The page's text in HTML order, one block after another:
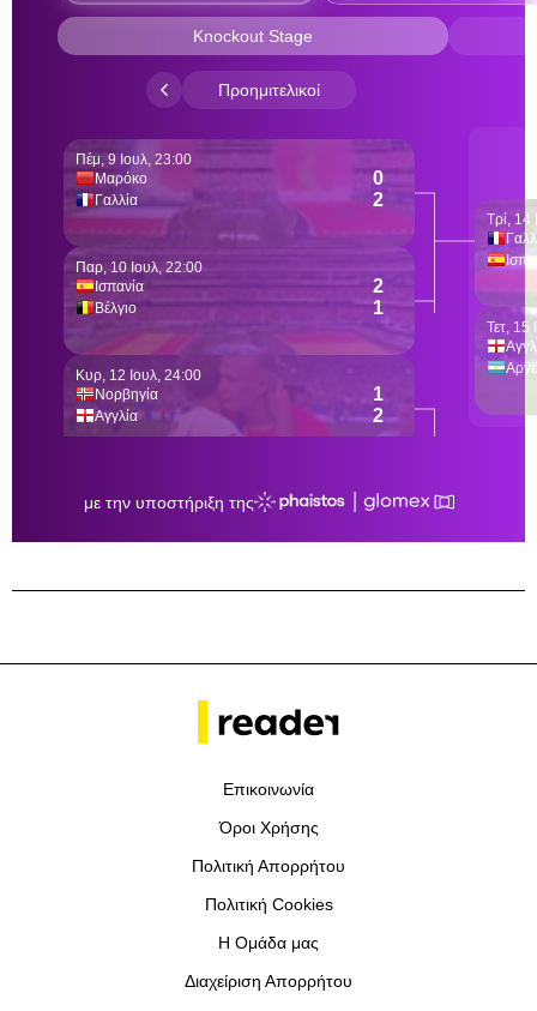
Επικοινωνία
Όροι Χρήσης
Πολιτική Απορρήτου
Πολιτική Cookies
Η Ομάδα μας
Διαχείριση Απορρήτου